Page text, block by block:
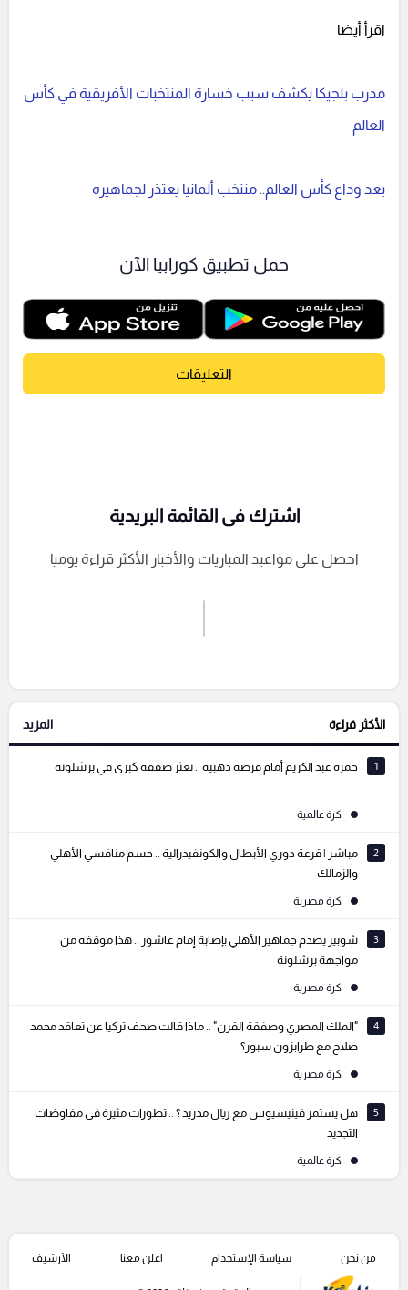
اقرأ أيضا
مدرب بلجيكا يكشف سبب خسارة المنتخبات الأفريقية في كأس
العالم
بعد وداع كأس العالم.. منتخب ألمانيا يعتذر لجماهيره
حمل تطبيق كورابيا الآن
التعليقات
إرسال تعليق
التعليقات السابقة
اشترك فى القائمة البريدية
احصل على مواعيد المباريات والأخبار الأكثر قراءة يوميا
الأكثر قراءة المزيد
1 حمزة عبد الكريم أمام فرصة ذهبية .. تعثر صفقة كبرى في برشلونة
كرة عالمية
2
مباشر | قرعة دوري الأبطال والكونفيدرالية .. حسم منافسي الأهلي
والزمالك
كرة مصرية
3
شوبير يصدم جماهير الأهلي بإصابة إمام عاشور .. هذا موقفه من
مواجهة برشلونة
كرة مصرية
4
"الملك المصري وصفقة القرن" .. ماذا قالت صحف تركيا عن تعاقد محمد
صلاح مع طرابزون سبور؟
كرة مصرية
5
هل يستمر فينيسيوس مع ريال مدريد ؟ .. تطورات مثيرة في مفاوضات
التجديد
كرة عالمية
من نحن سياسة الإستخدام اعلن معنا الأرشيف